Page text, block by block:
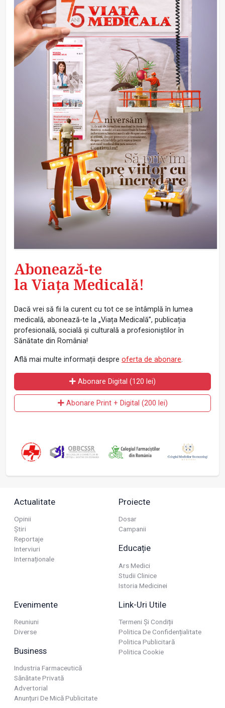
Abonează-te
la Viața Medicală!
Dacă vrei să fii la curent cu tot ce se întâmplă în lumea
medicală, abonează-te la „Viața Medicală”, publicația
profesională, socială și culturală a profesioniștilor în
Sănătate din România!
Află mai multe informații despre oferta de abonare.
Abonare Digital (120 lei)
Abonare Print + Digital (200 lei)
Actualitate
Opinii
Știri
Reportaje
Interviuri
Internaționale
Proiecte
Dosar
Campanii
Educație
Ars Medici
Studii Clinice
Istoria Medicinei
Evenimente
Reuniuni
Diverse
Business
Industria Farmaceutică
Sănătate Privată
Advertorial
Anunțuri De Mică Publicitate
Link-Uri Utile
Termeni Și Condiții
Politica De Confidențialitate
Politica Publicitară
Politica Cookie